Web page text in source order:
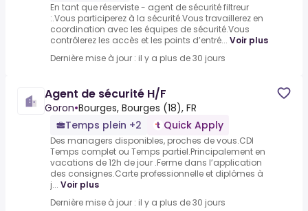
En tant que réserviste - agent de sécurité filtreur
:.Vous participerez à la sécurité.Vous travaillerez en
coordination avec les équipes de sécurité.Vous
contrôlerez les accès et les points d’entré... Voir plus
Dernière mise à jour : il y a plus de 30 jours
Agent de sécurité H/F
Goron•Bourges, Bourges (18), FR
Temps plein +2
Quick Apply
Des managers disponibles, proches de vous.CDI
Temps complet ou Temps partiel.Principalement en
vacations de 12h de jour .Ferme dans l’application
des consignes.Carte professionnelle et diplômes à
j... Voir plus
Dernière mise à jour : il y a plus de 30 jours